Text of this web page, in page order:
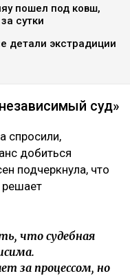
пошел под ковш,
сутки
детали экстрадиции
суд»
спросили,
добиться
подчеркнула, что
что судебная
за процессом, но